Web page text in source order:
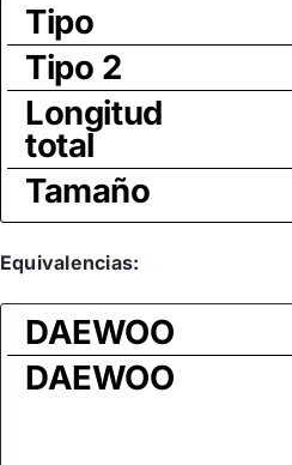
Tipo
Tipo 2
Longitud
total
Tamaño
rosca
Medida
de rosca
(rótula
axial)
Equivalencias:
DAEWOO
DAEWOO